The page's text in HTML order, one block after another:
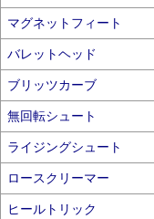
マグネットフィート
バレットヘッド
ブリッツカーブ
無回転シュート
ライジングシュート
ロースクリーマー
ヒールトリック